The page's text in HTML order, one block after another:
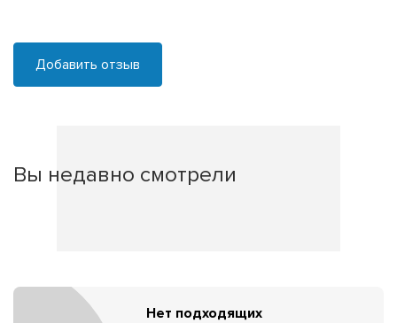
Добавить отзыв
Вы недавно смотрели
Нет подходящих